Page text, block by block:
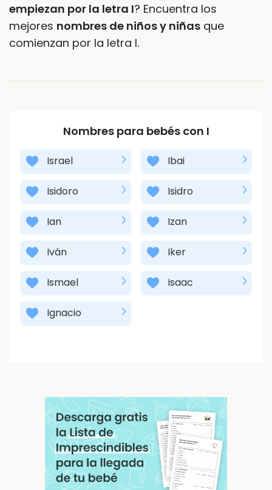
empiezan por la letra I? Encuentra los
mejores nombres de niños y niñas que
comienzan por la letra I.
Nombres para bebés con I
Israel Ibai
Isidoro Isidro
Ian Izan
Iván Iker
Ismael Isaac
Ignacio